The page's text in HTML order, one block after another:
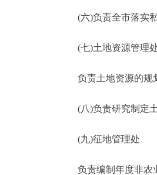
(六)负责全市落实私
(七)土地资源管理
负责土地资源的规划
(八)负责研究制定土
(九)征地管理处
负责编制年度非农业